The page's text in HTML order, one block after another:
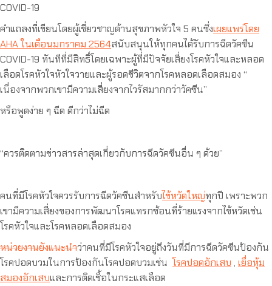
COVID-19
คำแถลงที่เขียนโดยผู้เชี่ยวชาญด้านสุขภาพหัวใจ 5 คนซึ่งเผยแพร่โดย
AHA ในเดือนมกราคม 2564สนับสนุนให้ทุกคนได้รับการฉีดวัคซีน
COVID-19 ทันทีที่มีสิทธิ์โดยเฉพาะผู้ที่มีปัจจัยเสี่ยงโรคหัวใจและหลอด
เลือดโรคหัวใจหัวใจวายและผู้รอดชีวิตจากโรคหลอดเลือดสมอง “
เนื่องจากพวกเขามีความเสี่ยงจากไวรัสมากกว่าวัคซีน”
หรือพูดง่าย ๆ ฉีด ดีกว่าไม่ฉีด
“ควรติดตามข่าวสารล่าสุดเกี่ยวกับการฉีดวัคซีนอื่น ๆ ด้วย”
คนที่มีโรคหัวใจควรรับการฉีดวัคซีนสำหรับไข้หวัดใหญ่ทุกปี เพราะพวก
เขามีความเสี่ยงของการพัฒนาโรคแทรกซ้อนที่ร้ายแรงจากไข้หวัดเช่น
โรคหัวใจและโรคหลอดเลือดสมอง
หน่วยงานยังแนะนำว่าคนที่มีโรคหัวใจอยู่ถึงวันที่มีการฉีดวัคซีนป้องกัน
โรคปอดบวมในการป้องกันโรคปอดบวมเช่นโรคปอดอักเสบ , เยื่อหุ้ม
สมองอักเสบและการติดเชื้อในกระแสเลือด